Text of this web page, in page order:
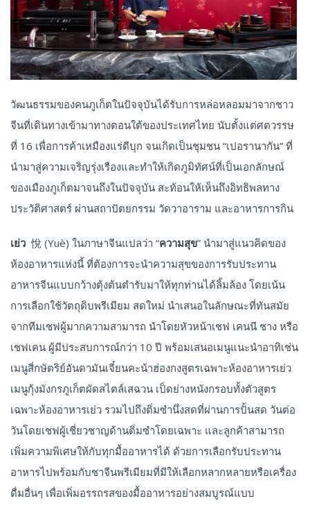
วัฒนธรรมของคนภูเก็ตในปัจจุบันได้รับการหล่อหลอมมาจากชาว
จีนที่เดินทางเข้ามาทางตอนใต้ของประเทศไทย นับตั้งแต่ศตวรรษ
ที่ 16 เพื่อการค้าเหมืองแร่ดีบุก จนเกิดเป็นชุมชน “เปอรานากัน” ที่
นำมาสู่ความเจริญรุ่งเรืองและทำให้เกิดภูมิทัศน์ที่เป็นเอกลักษณ์
ของเมืองภูเก็ตมาจนถึงในปัจจุบัน สะท้อนให้เห็นถึงอิทธิพลทาง
ประวัติศาสตร์ ผ่านสถาปัตยกรรม วัดวาอาราม และอาหารการกิน
เย่ว 悅 (Yuè) ในภาษาจีนแปลว่า “ความสุข” นำมาสู่แนวคิดของ
ห้องอาหารแห่งนี้ ที่ต้องการจะนำความสุขของการรับประทาน
อาหารจีนแบบกว้างตุ้งต้นตำรับมาให้ทุกท่านได้ลิ้มล้อง โดยเน้น
การเลือกใช้วัตถุดิบพรีเมียม สดใหม่ นําเสนอในลักษณะที่ทันสมัย
จากทีมเชฟผู้มากความสามารถ นำโดยหัวหน้าเชฟ เคนนี ชาง หรือ
เชฟเคน ผู้มีประสบการณ์กว่า 10 ปี พร้อมเสนอเมนูแนะนําอาทิเช่น
เมนูสี่กษัตริย์อันดามันเจี๋ยนคะน้าฮ่องกงสูตรเฉพาะห้องอาหารเย่ว
เมนูกุ้งมังกรภูเก็ตผัดสไตล์เสฉวน เป็ดย่างหนังกรอบทั้งตัวสูตร
เฉพาะห้องอาหารเย่ว รวมไปถึงติ่มซํานึ่งสดที่ผ่านการปั้นสด วันต่อ
วันโดยเชฟผู้เชี่ยวชาญด้านติ่มซําโดยเฉพาะ และลูกค้าสามารถ
เพิ่มความพิเศษให้กับทุกมื้ออาหารได้ ด้วยการเลือกรับประทาน
อาหารไปพร้อมกับชาจีนพรีเมียมที่มีให้เลือกหลากหลายหรือเครื่อง
ดื่มอื่นๆ เพื่อเพิ่มอรรถรสของมื้ออาหารอย่างสมบูรณ์แบบ